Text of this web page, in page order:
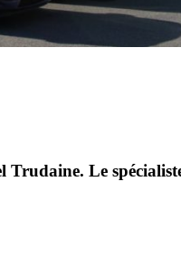
Le